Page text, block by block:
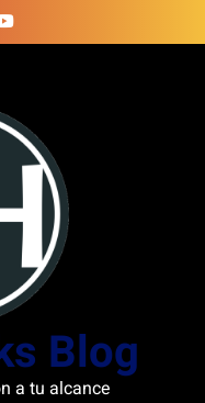
Blog
a tu alcance